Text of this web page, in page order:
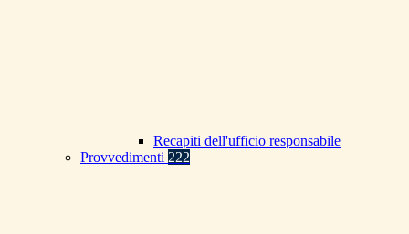
Recapiti dell'ufficio responsabile
Provvedimenti 222